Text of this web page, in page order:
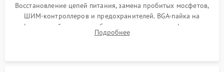
Восстановление цепей питания, замена пробитых мосфетов,
ШИМ-контроллеров и предохранителей. BGA-пайка на
инфракрасной станции реболлинг или замена графического
чипа и дефектной памяти GDDR. Прошивка BIOS
Подробнее